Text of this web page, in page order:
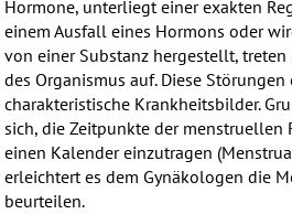
Hormone, unterliegt einer exakten
einem Ausfall eines Hormons oder
von einer Substanz hergestellt,
des Organismus auf. Diese
charakteristische Krankheitsbilder.
sich, die Zeitpunkte der menstruellen
einen Kalender einzutragen
erleichtert es dem Gynäkologen die
beurteilen.